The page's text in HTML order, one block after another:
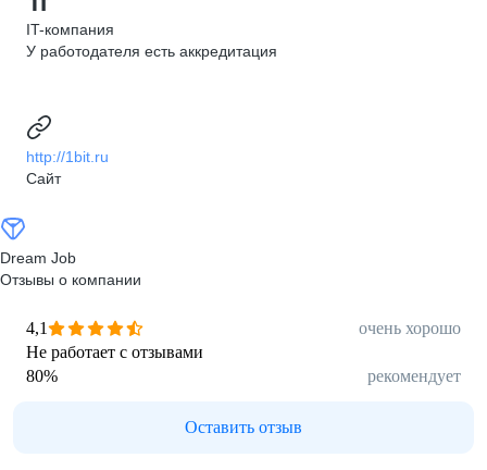
IT-компания
У работодателя есть аккредитация
http://1bit.ru
Сайт
Dream Job
Отзывы о компании
4,1
очень хорошо
Не работает с отзывами
80% рекомендует
Оставить отзыв